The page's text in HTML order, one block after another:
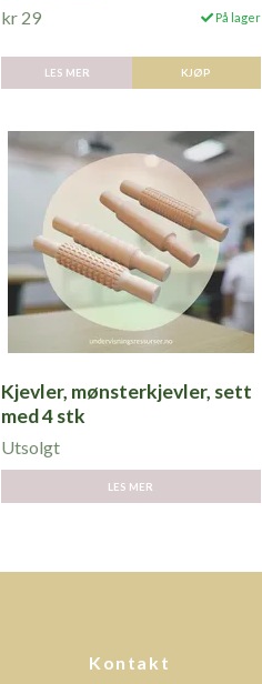
kr 29 På lager
LES MER
Kjevler, mønsterkjevler, sett
med 4 stk
Utsolgt
LES MER
Kontakt